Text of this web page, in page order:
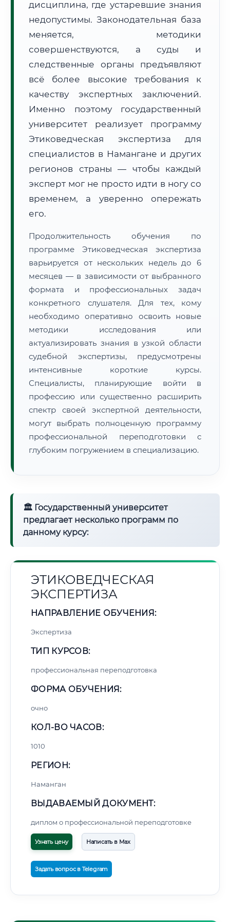
Формат учебы:
Дистанционно
🗺️ Зона обслуживания: г. Наманган
• Маршрут транзита: ~1 767 км
📜 Документы и аккредитация ФИС ФРДО
Нажмите на документ для увеличения и просмотра
дисциплина, где устаревшие знания
недопустимы. Законодательная база
меняется, методики
совершенствуются, а суды и
следственные органы предъявляют
всё более высокие требования к
качеству экспертных заключений.
Именно поэтому государственный
университет реализует программу
Этиковедческая экспертиза для
специалистов в Намангане и других
регионов страны — чтобы каждый
эксперт мог не просто идти в ногу со
временем, а уверенно опережать
его.
Продолжительность обучения по
программе Этиковедческая экспертиза
варьируется от нескольких недель до 6
месяцев — в зависимости от выбранного
формата и профессиональных задач
конкретного слушателя. Для тех, кому
необходимо оперативно освоить новые
методики исследования или
актуализировать знания в узкой области
судебной экспертизы, предусмотрены
интенсивные короткие курсы.
Специалисты, планирующие войти в
профессию или существенно расширить
спектр своей экспертной деятельности,
могут выбрать полноценную программу
профессиональной переподготовки с
глубоким погружением в специализацию.
🏛 Государственный университет
предлагает несколько программ по
данному курсу:
ЭТИКОВЕДЧЕСКАЯ
ЭКСПЕРТИЗА
НАПРАВЛЕНИЕ ОБУЧЕНИЯ:
Экспертиза
ТИП КУРСОВ:
профессиональная переподготовка
ФОРМА ОБУЧЕНИЯ:
очно
КОЛ-ВО ЧАСОВ:
1010
РЕГИОН:
Наманган
ВЫДАВАЕМЫЙ ДОКУМЕНТ:
диплом о профессиональной переподготовке
Узнать цену Написать в Max
Задать вопрос в Telegram